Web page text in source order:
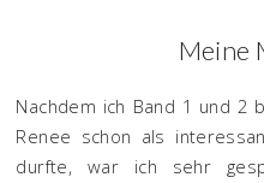
Meine
Nachdem ich Band 1 und 2
Renee schon als
durfte, war ich sehr